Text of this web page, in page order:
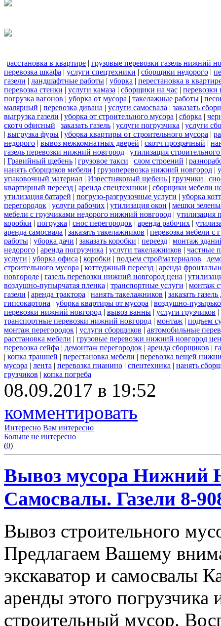
расстановка в квартире | грузовые перевозки газель нижний
перевозка шкафа | услуги спецтехники | сборщики недорого |
газели | ландшафтные работы | уборка | перестановка в
перевозка стенки | услуги камаза | сборщики на час | перевозки
погрузка вагонов | уборка от мусора | такелажные работы |
малярный | перевозка дивана | услуги самосвала | заказать
выгрузка газели | уборка от строительного мусора | сборка |
скотч офисный | заказать газель | услуги погрузчика | услуги
| выгрузка фуры | уборка квартиры от строительного мусора |
недорого | вывоз межкомнатных дверей | скотч прозрачный |
газель перевозки нижний новгород | утилизация
| Гравийный щебень | грузовое такси | слом строений |
нанять сборщиков мебели | грузоперевозка нижний новгород |
упаковочный материал | Известняковый щебень | грузчики |
квартирный переезд | аренда спецтехники | сборщики мебели
утилизация батарей | погрузо-разгрузочные услуги | уборка
перегородок | услуги рабочих | утилизация окон | мешки
мебели с грузчиками недорого нижний новгород | утилизация
коробки | погрузка | снос перегородок | аренда рабочих |
аренда самосвала | заказать такелажников | перевозка мебели с
работы | уборка дачи | заказать коробки | переезд | монтаж
недорого | аренда погрузчика | услуги такелажников | частные
услуги | уборка офиса | коробки | подъем стройматериалов |
строительного мусора | коттеджный переезд | аренда
новгороде | газель перевозки нижний новгород цена |
воздушно-пупырчатая пленка | транспортные услуги | монтаж
газели | аренда трактора | нанять такелажников | заказать
гипсокартона | уборка квартиры от мусора | воздушно-
перевозки нижний новгород | вывоз ванны | услуги грузчиков |
транспортные перевозки нижний новгород | монтаж | подъем
монтаж перегородок | услуги сборщиков | автомобильные
расстановка мебели | грузовые перевозки нижний новгород
перевозка сейфа | демонтаж перегородок | аренда сборщиков |
| копка траншей | перестановка мебели | перевозка вещей
мусора | лента | перевозка пианино | спецтехника | нанять
грузчиков | копка погреба
08.09.2017 в 19:52
комментировать
Интересно Вам интересно
Больше не интересно
(0)
Вывоз мусора Нижний
Самосвалы. Газели 8-
Вывоз строительного
Предлагаем Вашему
экскаватор и самосвалы
аренды этого
строительный мусор.